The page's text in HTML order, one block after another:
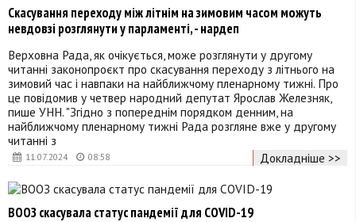
11.07.2024 08:58
Скасування переходу між літнім на зимовим часом можуть
невдовзі розглянути у парламенті, - нардеп
Верховна Рада, як очікується, може розглянути у другому
читанні законопроєкт про скасування переходу з літнього на
зимовий час і навпаки на найближчому пленарному тижні. Про
це повідомив у четвер народний депутат Ярослав Железняк,
пише УНН. "Згідно з попереднім порядком денним, на
найближчому пленарному тижні Рада розгляне вже у другому
читанні з
Докладніше >>
ВООЗ скасувала статус пандемії для COVID-19